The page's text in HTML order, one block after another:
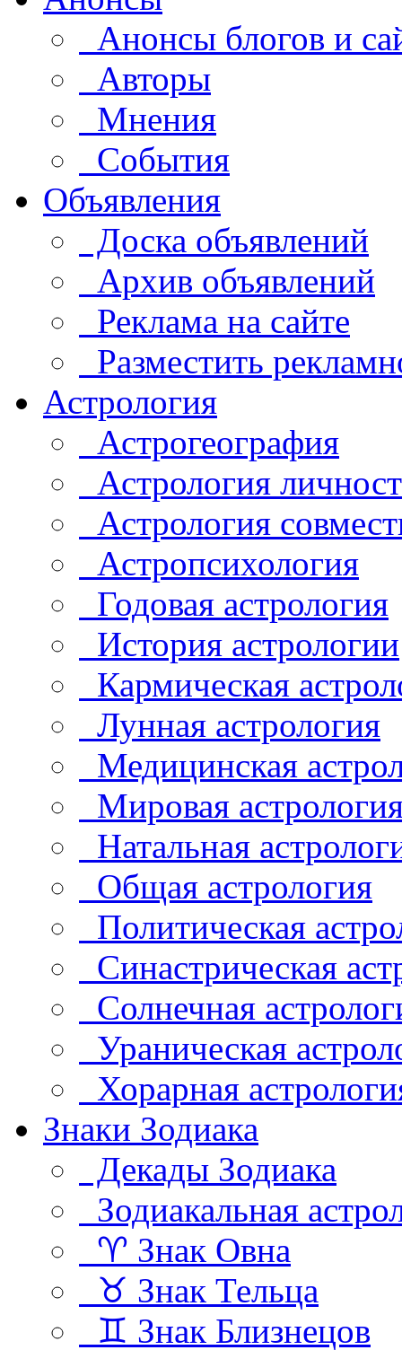
Анонсы блогов и
Авторы
Мнения
События
Объявления
Доска объявлений
Архив объявлений
Реклама на сайте
Разместить
Астрология
Астрогеография
Астрология
Астрология
Астропсихология
Годовая астрология
История астрологии
Кармическая
Лунная астрология
Медицинская
Мировая
Натальная
Общая астрология
Политическая
Синастрическая
Солнечная
Ураническая
Хорарная
Знаки Зодиака
Декады Зодиака
Зодиакальная
♈ Знак Овна
♉ Знак Тельца
♊ Знак Близнецов